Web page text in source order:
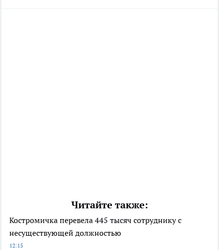
Читайте также:
Костромичка перевела 445 тысяч сотруднику с
несуществующей должностью
12:15